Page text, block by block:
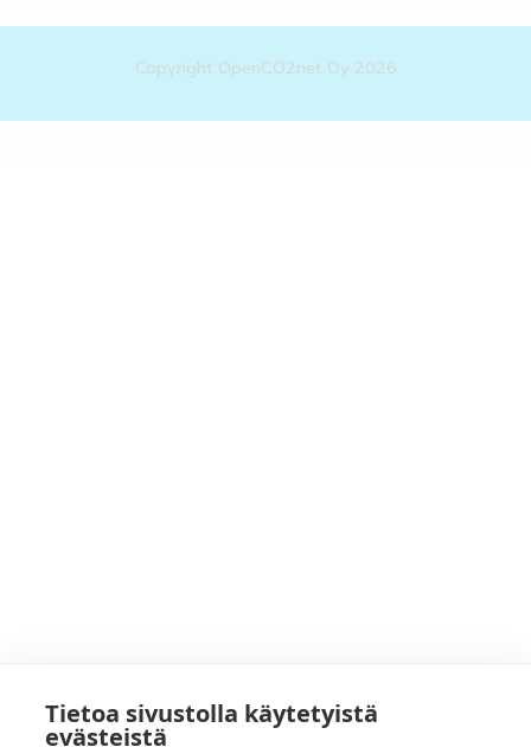
Tietoa sivustolla käytetyistä
evästeistä
Copyright OpenCO2net Oy 2026